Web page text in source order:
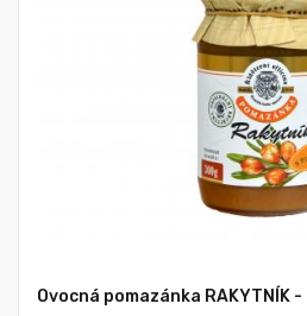
Ovocná pomazánka RAKYTNÍK